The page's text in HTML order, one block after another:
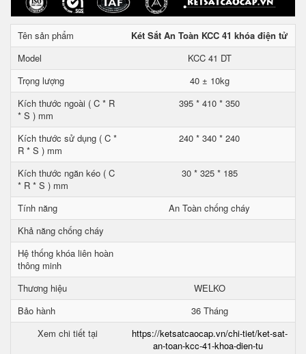
Tên sản phẩm
Két Sắt An Toàn KCC 41 khóa điện tử
Model
KCC 41 DT
Trọng lượng
40 ± 10kg
Kích thước ngoài ( C * R
* S ) mm
395 * 410 * 350
Kích thước sử dụng ( C *
R * S ) mm
240 * 340 * 240
Kích thước ngăn kéo ( C
* R * S ) mm
30 * 325 * 185
Tính năng
An Toàn chống cháy
Khả năng chống cháy
Hệ thống khóa liên hoàn
thông minh
Thương hiệu
WELKO
Bảo hành
36 Tháng
Xem chi tiết tại
https://ketsatcaocap.vn/chi-tiet/ket-sat-
an-toan-kcc-41-khoa-dien-tu